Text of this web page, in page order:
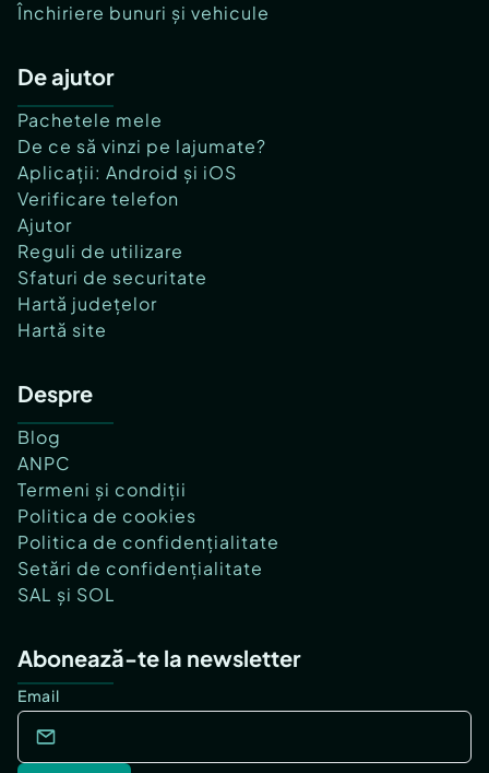
Închiriere bunuri și vehicule
De ajutor
Pachetele mele
De ce să vinzi pe lajumate?
Aplicații: Android și iOS
Verificare telefon
Ajutor
Reguli de utilizare
Sfaturi de securitate
Hartă județelor
Hartă site
Despre
Blog
ANPC
Termeni și condiții
Politica de cookies
Politica de confidențialitate
Setări de confidențialitate
SAL și SOL
Abonează-te la newsletter
Email